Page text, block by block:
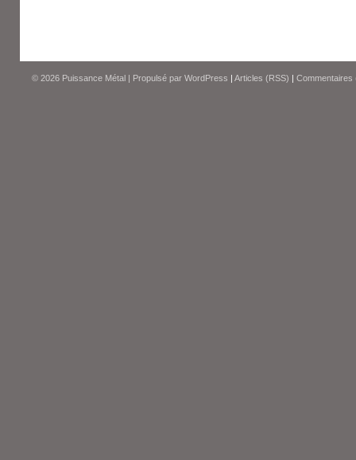
© 2026 Puissance Métal | Propulsé par WordPress | Articles (RSS) | Commentaires